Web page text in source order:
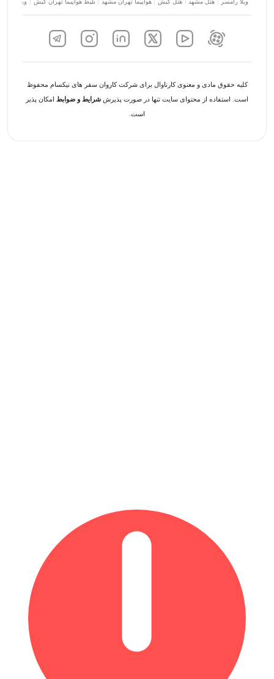
ویلا رامسر هتل مشهد هتل کیش هواپیما تهران مشهد بلیط هواپیما تهران کیش ویلا شمال
کلیه حقوق مادی و معنوی کارناوال برای شرکت کاروان سفر های نیکسام محفوظ
است. استفاده از محتوای سایت تنها در صورت پذیرش شرایط و ضوابط امکان پذیر
است.